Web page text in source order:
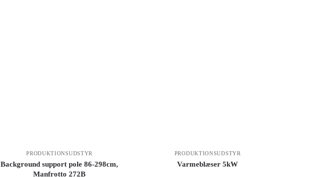
PRODUKTIONSUDSTYR
Background support pole 86-298cm,
Manfrotto 272B
PRODUKTIONSUDSTYR
Varmeblæser 5kW